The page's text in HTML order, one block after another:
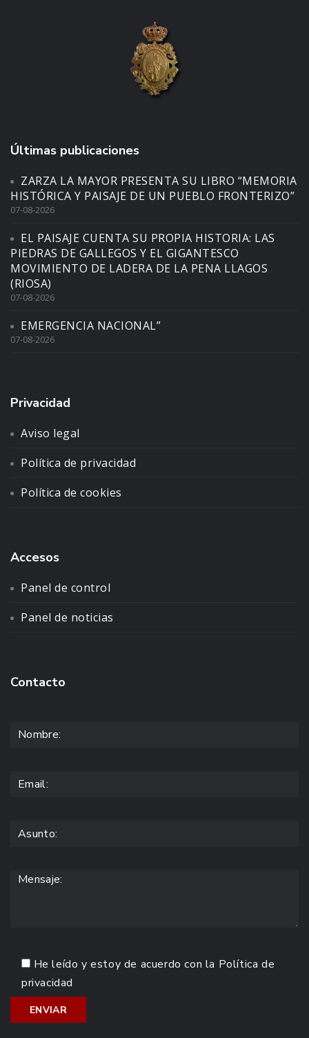
Últimas publicaciones
ZARZA LA MAYOR PRESENTA SU LIBRO “MEMORIA
HISTÓRICA Y PAISAJE DE UN PUEBLO FRONTERIZO”
07-08-2026
EL PAISAJE CUENTA SU PROPIA HISTORIA: LAS
PIEDRAS DE GALLEGOS Y EL GIGANTESCO
MOVIMIENTO DE LADERA DE LA PENA LLAGOS
(RIOSA)
07-08-2026
EMERGENCIA NACIONAL”
07-08-2026
Privacidad
Aviso legal
Política de privacidad
Política de cookies
Accesos
Panel de control
Panel de noticias
Contacto
He leído y estoy de acuerdo con la Política de
privacidad